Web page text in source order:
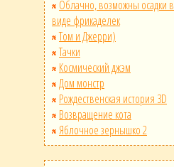
Облачно, возможны осадки в
виде фрикаделек
Том и Джерри)
Тачки
Космический джэм
Дом монстр
Рождественская история 3D
Возвращение кота
Яблочное зернышко 2